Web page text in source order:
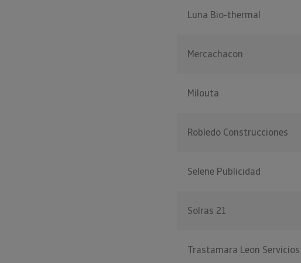
Luna Bio-thermal
Mercachacon
Milouta
Robledo Construcciones
Selene Publicidad
Solras 21
Trastamara Leon Servicios